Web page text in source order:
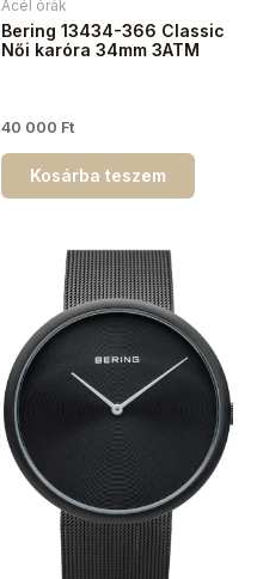
Acél órák
Bering 13434-366 Classic
Női karóra 34mm 3ATM
40 000 Ft
Kosárba teszem